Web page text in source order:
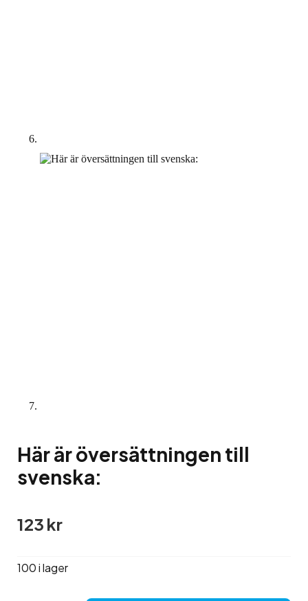
Här är översättningen till
svenska:
123 kr
100 i lager